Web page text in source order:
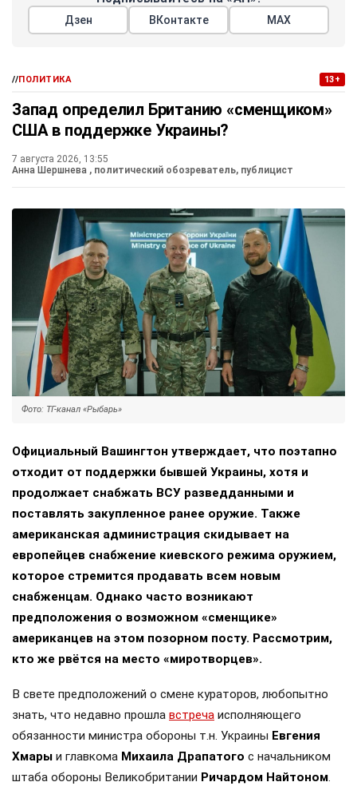
Дзен ВКонтакте МАХ
//ПОЛИТИКА 13+
Запад определил Британию «сменщиком»
США в поддержке Украины?
7 августа 2026, 13:55
Анна Шершнева , политический обозреватель, публицист
Фото: ТГ-канал «Рыбарь»
Официальный Вашингтон утверждает, что поэтапно
отходит от поддержки бывшей Украины, хотя и
продолжает снабжать ВСУ разведданными и
поставлять закупленное ранее оружие. Также
американская администрация скидывает на
европейцев снабжение киевского режима оружием,
которое стремится продавать всем новым
снабженцам. Однако часто возникают
предположения о возможном «сменщике»
американцев на этом позорном посту. Рассмотрим,
кто же рвётся на место «миротворцев».
В свете предположений о смене кураторов, любопытно
знать, что недавно прошла встреча исполняющего
обязанности министра обороны т.н. Украины Евгения
Хмары и главкома Михаила Драпатого с начальником
штаба обороны Великобритании Ричардом Найтоном.